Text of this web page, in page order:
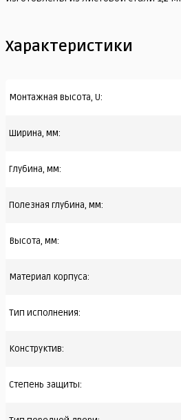
Характеристики
Монтажная высота, U:
Ширина, мм:
Глубина, мм:
Полезная глубина, мм:
Высота, мм:
Материал корпуса:
Тип исполнения:
Конструктив:
Степень защиты: